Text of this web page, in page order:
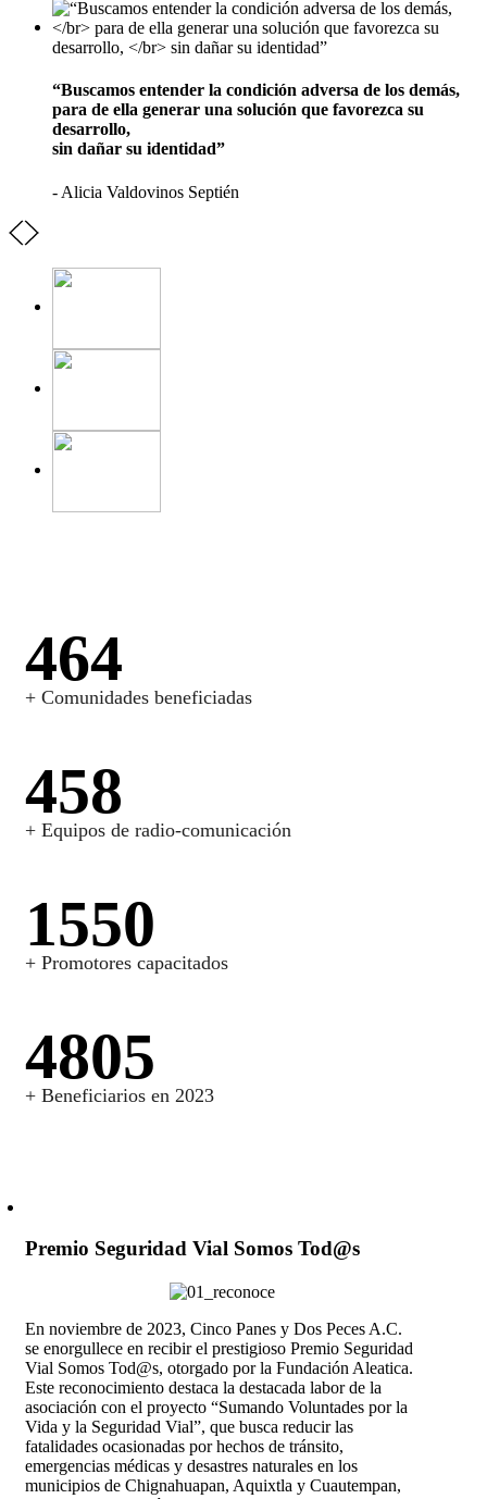
“Buscamos entender la condición adversa de los demás,
para de ella generar una solución que favorezca su
desarrollo,
sin dañar su identidad”
- Alicia Valdovinos Septién
528
+ Comunidades beneficiadas
520
+ Equipos de radio-comunicación
1760
+ Promotores capacitados
5458
+ Beneficiarios en 2023
Premio Seguridad Vial Somos Tod@s
En noviembre de 2023, Cinco Panes y Dos Peces A.C.
se enorgullece en recibir el prestigioso Premio Seguridad
Vial Somos Tod@s, otorgado por la Fundación Aleatica.
Este reconocimiento destaca la destacada labor de la
asociación con el proyecto “Sumando Voluntades por la
Vida y la Seguridad Vial”, que busca reducir las
fatalidades ocasionadas por hechos de tránsito,
emergencias médicas y desastres naturales en los
municipios de Chignahuapan, Aquixtla y Cuautempan,